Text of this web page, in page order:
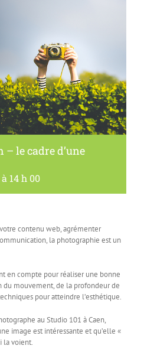
le cadre d’une
à 14 h 00
contenu web, agrémenter
la photographie est un
en compte pour réaliser une bonne
du mouvement, de la profondeur de
pour atteindre l’esthétique.
au Studio 101 à Caen,
image est intéressante et qu’elle «
la voient.